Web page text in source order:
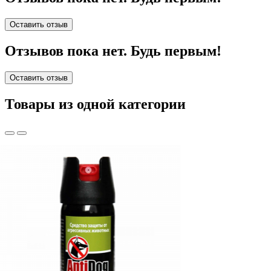
Оставить отзыв
Отзывов пока нет. Будь первым!
Оставить отзыв
Товары из одной категории